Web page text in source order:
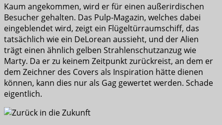
Kaum angekommen, wird er für einen außerirdischen
Besucher gehalten. Das Pulp-Magazin, welches dabei
eingeblendet wird, zeigt ein Flügeltürraumschiff, das
tatsächlich wie ein DeLorean aussieht, und der Alien
trägt einen ähnlich gelben Strahlenschutzanzug wie
Marty. Da er zu keinem Zeitpunkt zurückreist, an dem er
dem Zeichner des Covers als Inspiration hätte dienen
können, kann dies nur als Gag gewertet werden. Schade
eigentlich.